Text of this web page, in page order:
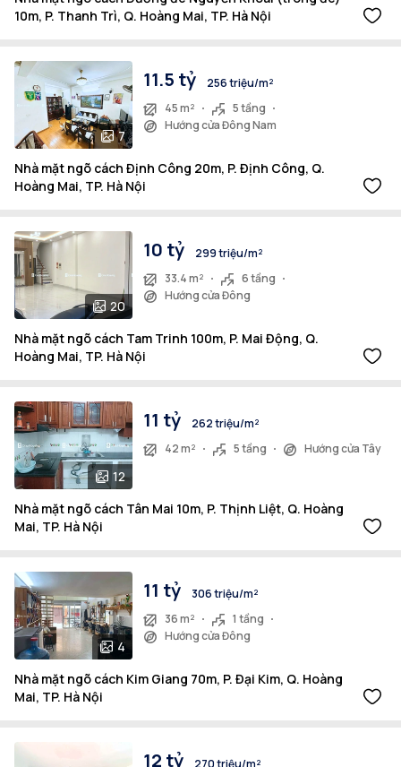
10m, P. Thanh Trì, Q. Hoàng Mai, TP. Hà Nội
7
11.5 tỷ
256 triệu/m²
45 m²
5 tầng
Hướng cửa Đông Nam
Nhà mặt ngõ cách Định Công 20m, P. Định Công, Q.
Hoàng Mai, TP. Hà Nội
20
10 tỷ
299 triệu/m²
33.4 m²
6 tầng
Hướng cửa Đông
Nhà mặt ngõ cách Tam Trinh 100m, P. Mai Động, Q.
Hoàng Mai, TP. Hà Nội
12
11 tỷ
262 triệu/m²
42 m²
5 tầng Hướng cửa Tây
Nhà mặt ngõ cách Tân Mai 10m, P. Thịnh Liệt, Q. Hoàng
Mai, TP. Hà Nội
4
11 tỷ
306 triệu/m²
36 m²
1 tầng
Hướng cửa Đông
Nhà mặt ngõ cách Kim Giang 70m, P. Đại Kim, Q. Hoàng
Mai, TP. Hà Nội
12 tỷ
270 triệu/m²